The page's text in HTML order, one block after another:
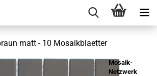
matt - 10 Mosaikblaetter
Mosaik-
Netzwerk